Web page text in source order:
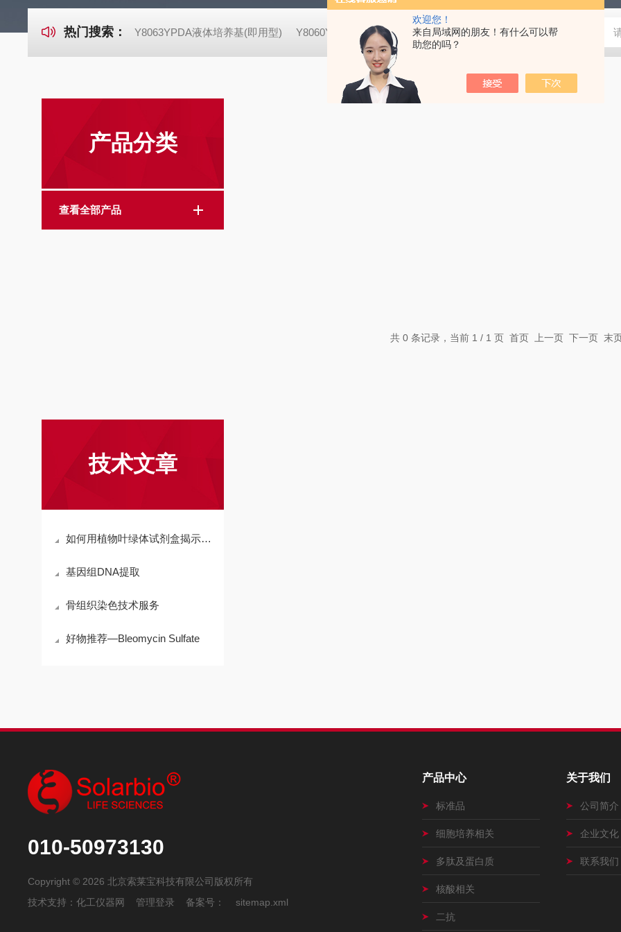
欢迎您！
来自局域网的朋友！有什么可以帮
助您的吗？
热门搜索： Y8063YPDA液体培养基(即用型) Y8060YPDA培养基 G1340Masson三色染色试剂盒 X8200二甲酚
产品分类
查看全部产品
技术文章
如何用植物叶绿体试剂盒揭示光合作用的奥秘？
基因组DNA提取
骨组织染色技术服务
好物推荐—Bleomycin Sulfate
共 0 条记录，当前 1 / 1 页 首页 上一页 下一页 末
010-50973130
Copyright © 2026 北京索莱宝科技有限公司版权所有
技术支持：化工仪器网 管理登录 备案号： sitemap.xml
产品中心
标准品
细胞培养相关
多肽及蛋白质
核酸相关
二抗
关于我们
公司简介
企业文化
联系我们